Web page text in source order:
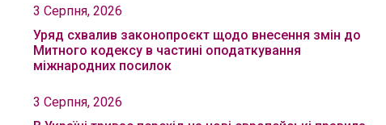
3 Серпня, 2026
Уряд схвалив законопроєкт щодо внесення змін до
Митного кодексу в частині оподаткування
міжнародних посилок
3 Серпня, 2026